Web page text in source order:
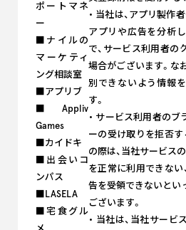
ポートマネ
ー
■ナイルの
マーケティ
ング相談室
■アプリブ
■Appliv
Games
■カイドキ
■出会いコ
ンパス
■LASELA
■宅食グル
・ 当社は、アプリ製作
アプリや広告を分析
で、サービス利用者の
場合がございます。な
別できないよう情報
す。
・ サービス利用者の
ーの受け取りを拒否す
の際は、当社サービス
を正常に利用できない
告を受領できないとい
ございます。
・ 当社は、当社サー